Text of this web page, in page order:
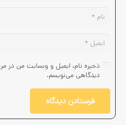
ذخیره نام، ایمیل و وبسایت من در
دیدگاهی می‌نویسم.
فرستادن دیدگاه